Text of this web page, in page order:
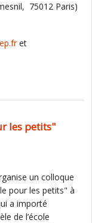
75012 Paris)
et
les petits"
un colloque
pour les petits" à
a importé
de l’école